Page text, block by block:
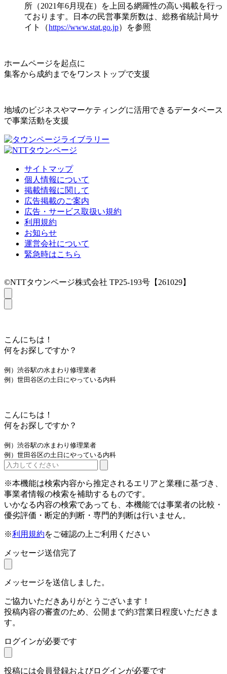
所（2021年6月現在）を上回る網羅性の高い掲載を行っ
ております。日本の民営事業所数は、総務省統計局サ
イト（https://www.stat.go.jp）を参照
ホームページを起点に
集客から成約までをワンストップで支援
地域のビジネスやマーケティングに活用できるデータベース
で事業活動を支援
サイトマップ
個人情報について
掲載情報に関して
広告掲載のご案内
広告・サービス取扱い規約
利用規約
お知らせ
運営会社について
緊急時はこちら
©NTTタウンページ株式会社 TP25-193号【261029】
こんにちは！
何をお探しですか？
例）渋谷駅の水まわり修理業者
例）世田谷区の土日にやっている内科
こんにちは！
何をお探しですか？
例）渋谷駅の水まわり修理業者
例）世田谷区の土日にやっている内科
※本機能は検索内容から推定されるエリアと業種に基づき、
事業者情報の検索を補助するものです。
いかなる内容の検索であっても、本機能では事業者の比較・
優劣評価・断定的判断・専門的判断は行いません。
※利用規約をご確認の上ご利用ください
メッセージ送信完了
メッセージを送信しました。
ご協力いただきありがとうございます！
投稿内容の審査のため、公開まで約3営業日程度いただきま
す。
ログインが必要です
投稿には会員登録およびログインが必要です